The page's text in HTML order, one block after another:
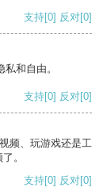
支持[0] 反对[0]
和自由。
支持[0] 反对[0]
频、玩游戏还是工
。
支持[0] 反对[0]